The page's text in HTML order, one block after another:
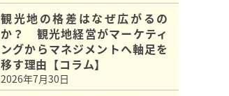
観光地の格差はなぜ広がるの
か？ 観光地経営がマーケティ
ングからマネジメントへ軸足を
移す理由【コラム】
2026年7月30日